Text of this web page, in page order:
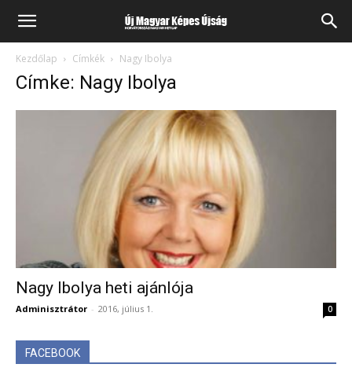
Kezdőlap Címkék Nagy Ibolya
Címke: Nagy Ibolya
Nagy Ibolya heti ajánlója
Adminisztrátor - 2016, július 1. 0
FACEBOOK